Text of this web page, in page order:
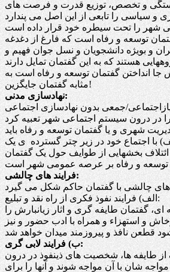
و تخصص، توزیع قدرت و فرصت های
توسعه و رفاه است که فارغ از دغدغه
و بویژه دانشجویان و نسل جوان فهیم و
انداختن گفتمان توسعه و رفاه است به
مثابه گفتمان جایگزین!
نهادسازی مدنی:
جمعی بدون نهادسازی اجتماعی
بخشهایی از طوایف حول یک گفتمان
فرایند های چالشی:
الف) فرایند نفوذ فکری از راه نقد و تبلیع:
گفتمان طایفه گری و اثار زیانبارش را
و استهزاء و همراه با ادب حضور و نیز
ب) فرایند لابی گری:
طایفه ها، شخصیت های ذینفوذ در درون
شان با آن مواجه شوند و آنها را برای